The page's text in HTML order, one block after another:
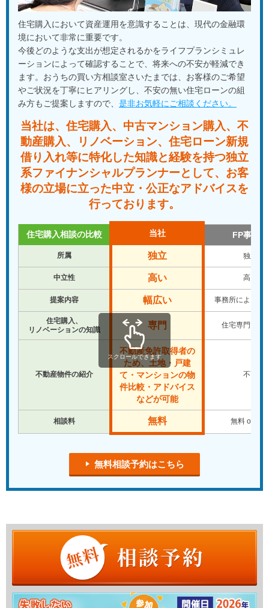
住宅購入において資産運用を意識することは、現代の金融環
境において非常に重要です。
今後どのような支出が想定されるかをライフプランシミュレ
ーションによって確認することで、将来への不安が軽減でき
ます。おうちの買い方相談室さいたまでは、お客様のご希望
やご状況を丁寧にヒアリングし、不安の無い住宅ローンの組
み方もご提案しますので、 是非お気軽にご相談ください。
当社は、住宅購入、中古マンション購入、不
動産購入、
リノベーション、住宅ローン新規
借り入れ等に特化した知識と経験を持つ独立
系ファイナンシャルプランナーとして、 お客
様の立場に立った中立・公正なアドバイスを
行っております。
住宅購入相談の比較 当社 FP事務所
所属 独立 独立
中立性 高い 高い
提案内容 幅広い 事務所により違
住宅購入、
リノベーションの知識
専門 住宅専門では
不動産物件の紹介
不動産免許取得者の
ため、土地・戸建
て・マンションの物
件比較・アドバイス
などが可能
不可
相談料 無料 無料 or 有料
スクロールできます
無料相談予約はこちら